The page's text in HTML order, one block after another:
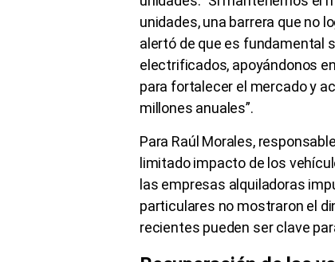
unidades, una barrera que no
alertó de que es fundamental
electrificados, apoyándonos
para fortalecer el mercado y
millones anuales”.
Para Raúl Morales,
limitado impacto de los
las empresas alquiladoras
particulares no mostraron el
recientes pueden ser clave